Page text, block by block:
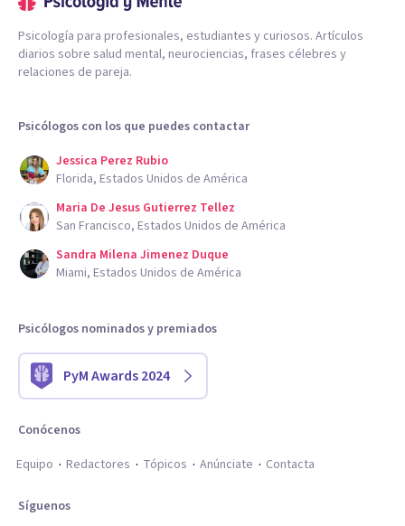
Psicología para profesionales, estudiantes y curiosos. Artículos
diarios sobre salud mental, neurociencias, frases célebres y
relaciones de pareja.
Psicólogos con los que puedes contactar
Jessica Perez Rubio
Florida, Estados Unidos de América
Maria De Jesus Gutierrez Tellez
San Francisco, Estados Unidos de América
Sandra Milena Jimenez Duque
Miami, Estados Unidos de América
Psicólogos nominados y premiados
PyM Awards 2024
Conócenos
Equipo
Redactores Tópicos Anúnciate Contacta
Síguenos